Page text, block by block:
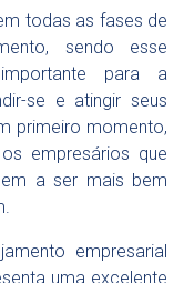
todas as fases de
sendo esse
para a
se e atingir seus
primeiro momento,
empresários que
a ser mais bem
empresarial
uma excelente